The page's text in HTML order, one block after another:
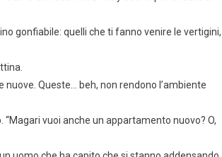
gonfiabile: quelli che ti fanno venire le vertigini,
Queste… beh, non rendono l’ambiente
vuoi anche un appartamento nuovo? O,